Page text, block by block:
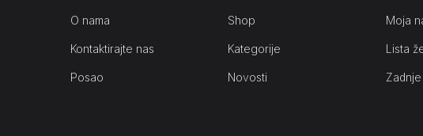
O nama
Kontaktirajte nas
Posao
Shop
Kategorije
Novosti
Moja
Lista